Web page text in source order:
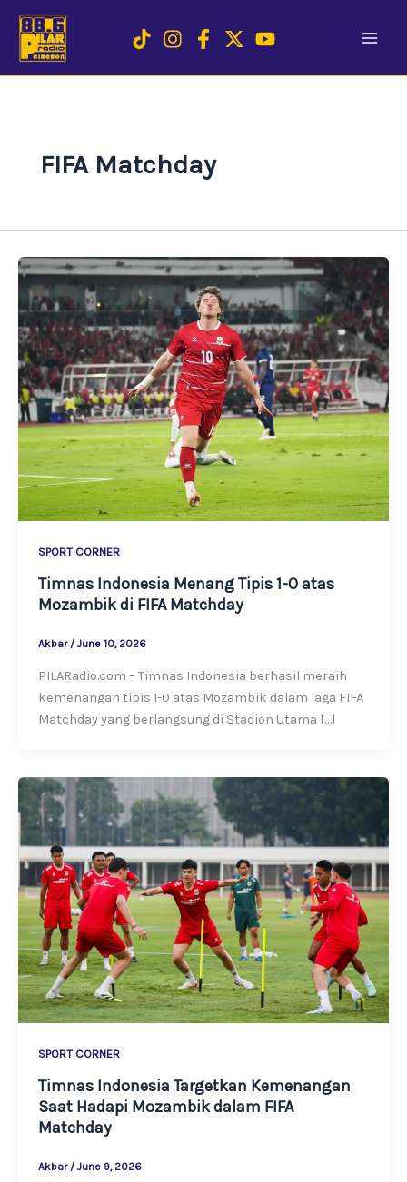
content
FIFA Matchday
SPORT CORNER
Timnas Indonesia Menang Tipis 1-0 atas
Mozambik di FIFA Matchday
Akbar / June 10, 2026
PILARadio.com – Timnas Indonesia berhasil meraih
kemenangan tipis 1-0 atas Mozambik dalam laga FIFA
Matchday yang berlangsung di Stadion Utama […]
SPORT CORNER
Timnas Indonesia Targetkan Kemenangan
Saat Hadapi Mozambik dalam FIFA
Matchday
Akbar / June 9, 2026